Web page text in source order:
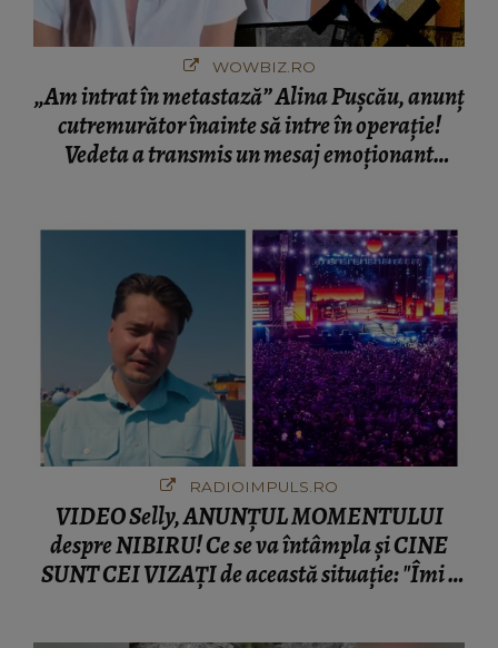
WOWBIZ.RO
„Am intrat în metastază” Alina Pușcău, anunț
cutremurător înainte să intre în operație!
Vedeta a transmis un mesaj emoționant
RADIOIMPULS.RO
VIDEO Selly, ANUNȚUL MOMENTULUI
despre NIBIRU! Ce se va întâmpla și CINE
SUNT CEI VIZAȚI de această situație: "Îmi e